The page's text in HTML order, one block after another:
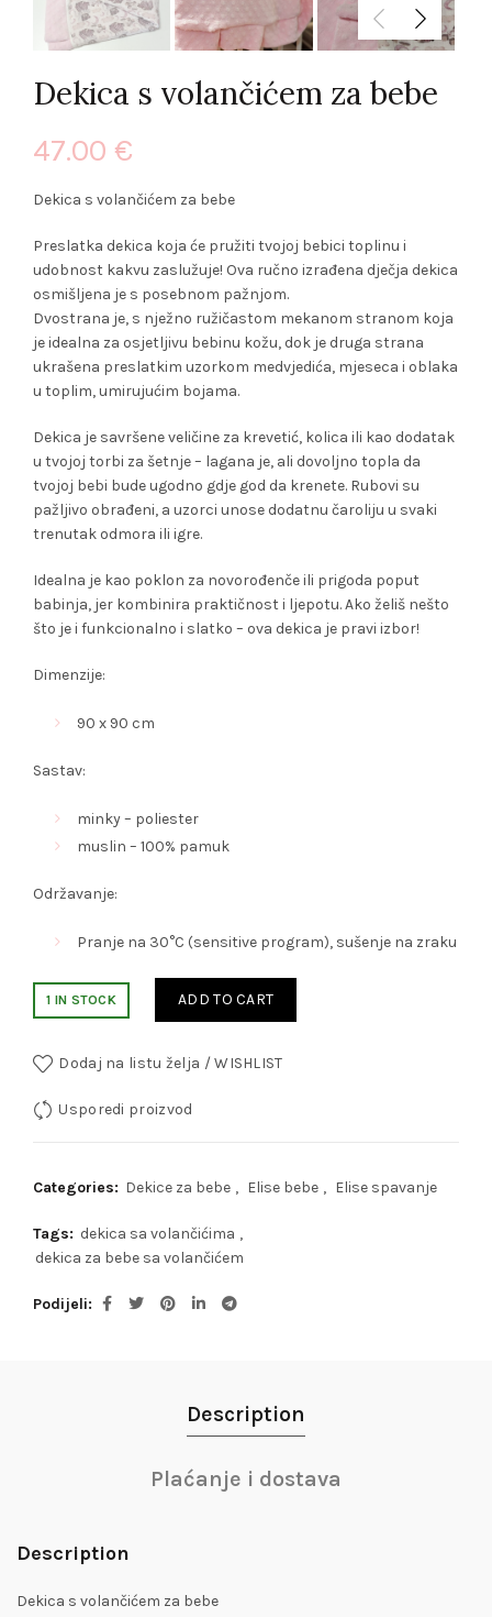
Dekica s volančićem za bebe
47.00 €
Dekica s volančićem za bebe
Preslatka dekica koja će pružiti tvojoj bebici toplinu i
udobnost kakvu zaslužuje! Ova ručno izrađena dječja dekica
osmišljena je s posebnom pažnjom.
Dvostrana je, s nježno ružičastom mekanom stranom koja
je idealna za osjetljivu bebinu kožu, dok je druga strana
ukrašena preslatkim uzorkom medvjedića, mjeseca i oblaka
u toplim, umirujućim bojama.
Dekica je savršene veličine za krevetić, kolica ili kao dodatak
u tvojoj torbi za šetnje – lagana je, ali dovoljno topla da
tvojoj bebi bude ugodno gdje god da krenete. Rubovi su
pažljivo obrađeni, a uzorci unose dodatnu čaroliju u svaki
trenutak odmora ili igre.
Idealna je kao poklon za novorođenče ili prigoda poput
babinja, jer kombinira praktičnost i ljepotu. Ako želiš nešto
što je i funkcionalno i slatko – ova dekica je pravi izbor!
Dimenzije:
90 x 90 cm
Sastav:
minky – poliester
muslin – 100% pamuk
Održavanje:
Pranje na 30°C (sensitive program), sušenje na zraku
1 IN STOCK ADD TO CART
Dodaj na listu želja / WISHLIST
Usporedi proizvod
Categories: Dekice za bebe , Elise bebe , Elise spavanje
Tags: dekica sa volančićima ,
dekica za bebe sa volančićem
Podijeli
Description
Plaćanje i dostava
Description
Dekica s volančićem za bebe